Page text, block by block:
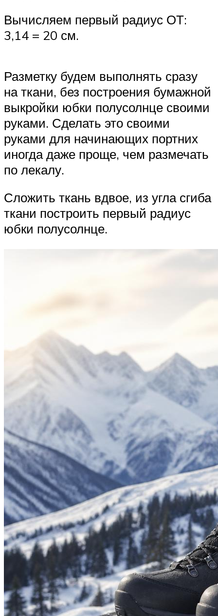
Вычисляем первый радиус ОТ:
3,14 = 20 см.
Разметку будем выполнять сразу
на ткани, без построения бумажной
выкройки юбки полусолнце своими
руками. Сделать это своими
руками для начинающих портних
иногда даже проще, чем размечать
по лекалу.
Сложить ткань вдвое, из угла сгиба
ткани построить первый радиус
юбки полусолнце.